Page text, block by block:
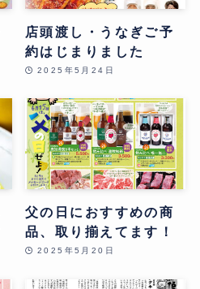
店頭渡し・うなぎご予
約はじまりました
2025年5月24日
父の日におすすめの商
品、取り揃えてます！
2025年5月20日